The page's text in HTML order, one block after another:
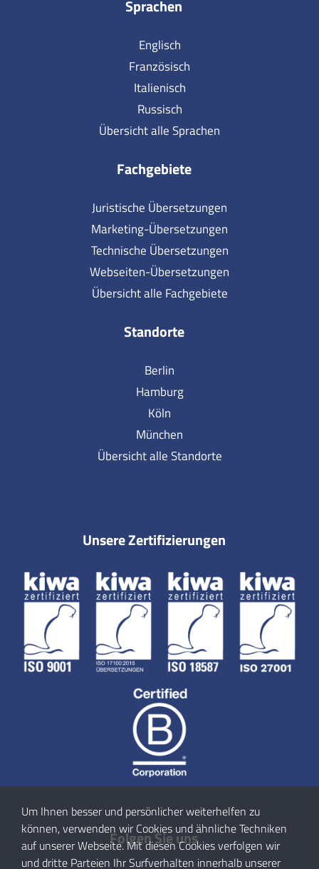
Sprachen
Englisch
Französisch
Italienisch
Russisch
Übersicht alle Sprachen
Fachgebiete
Juristische Übersetzungen
Marketing-Übersetzungen
Technische Übersetzungen
Webseiten-Übersetzungen
Übersicht alle Fachgebiete
Standorte
Berlin
Hamburg
Köln
München
Übersicht alle Standorte
Unsere Zertifizierungen
Folgen Sie uns
Um Ihnen besser und persönlicher weiterhelfen zu
können, verwenden wir Cookies und ähnliche Techniken
auf unserer Webseite. Mit diesen Cookies verfolgen wir
und dritte Parteien Ihr Surfverhalten innerhalb unserer